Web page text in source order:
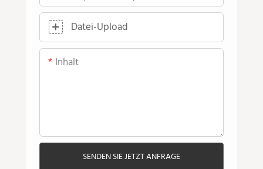
Datei-Upload
Inhalt
SENDEN SIE JETZT ANFRAGE